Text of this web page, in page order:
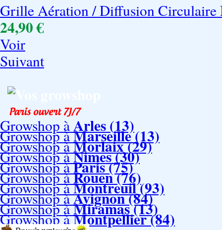
Grille Aération / Diffusion Circulaire
24,90 €
Voir
Suivant
Growshop àArles (13)
Growshop àMarseille (13)
Growshop àMorlaix (29)
Growshop àNimes (30)
Growshop àParis (75)
Growshop àRouen (76)
Growshop àMontreuil (93)
Growshop àAvignon (84)
Growshop àMiramas (13)
Growshop àMontpellier (84)